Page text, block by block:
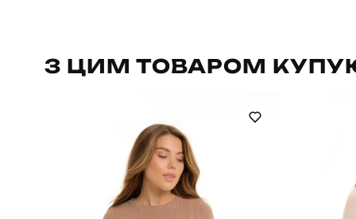
Призначення
Склад тканини
З ЦИМ ТОВАРОМ